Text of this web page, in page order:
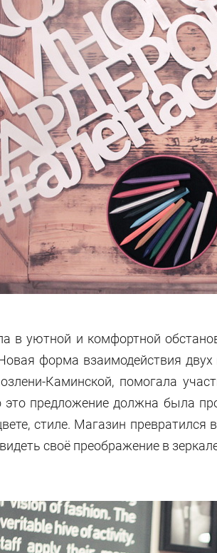
в уютной и комфортной
форма взаимодействия
Каминской, помогала
это предложение должна была
стиле. Магазин
своё преображение в